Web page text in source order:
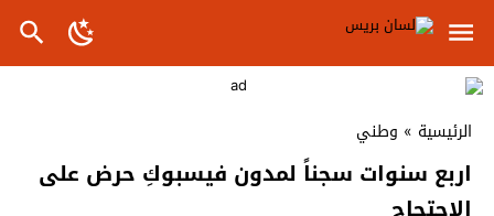
الرئيسية » وطني
اربع سنوات سجناً لمدون فيسبوكِ حرض على